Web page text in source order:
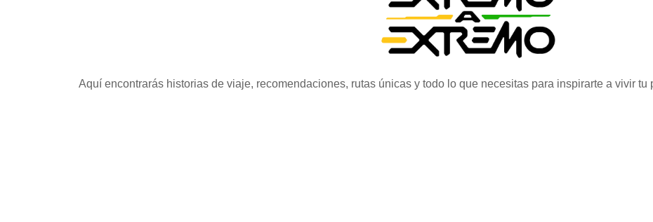
Aquí encontrarás historias de viaje, recomendaciones, rutas únicas y todo lo que necesitas para inspirarte a vivir